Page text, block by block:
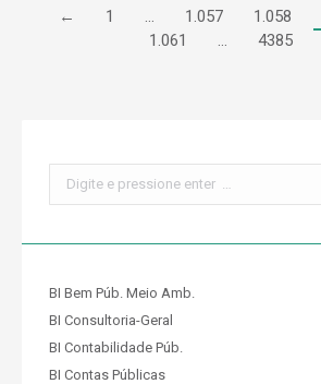
← 1 … 1.057 1.058
1.061
… 4385
BI Bem Púb. Meio Amb.
BI Consultoria-Geral
BI Contabilidade Púb.
BI Contas Públicas